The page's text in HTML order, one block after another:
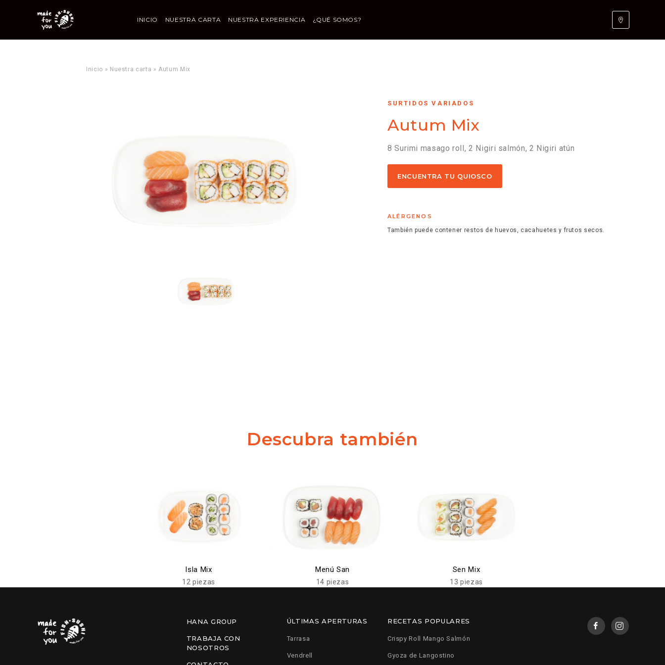
INICIO NUESTRA CARTA NUESTRA EXPERIENCIA ¿QUÉ SOMOS?
Inicio » Nuestra carta » Autum Mix
SURTIDOS VARIADOS
Autum Mix
8 Surimi masago roll, 2 Nigiri salmón, 2 Nigiri atún
ENCUENTRA TU QUIOSCO
ALÉRGENOS
También puede contener restos de huevos, cacahuetes y frutos secos.
Descubra también
Isla Mix
12 piezas
Menú San
14 piezas
Sen Mix
13 piezas
HANA GROUP
TRABAJA CON
NOSOTROS
ÚLTIMAS APERTURAS
Tarrasa
Vendrell
RECETAS POPULARES
Crispy Roll Mango Salmón
Gyoza de Langostino